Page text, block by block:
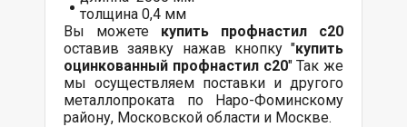
толщина 0,4 мм
Вы можете купить профнастил с20
оставив заявку нажав кнопку "купить
оцинкованный профнастил с20" Так же
мы осуществляем поставки и другого
металлопроката по Наро-Фоминскому
району, Московской области и Москве.